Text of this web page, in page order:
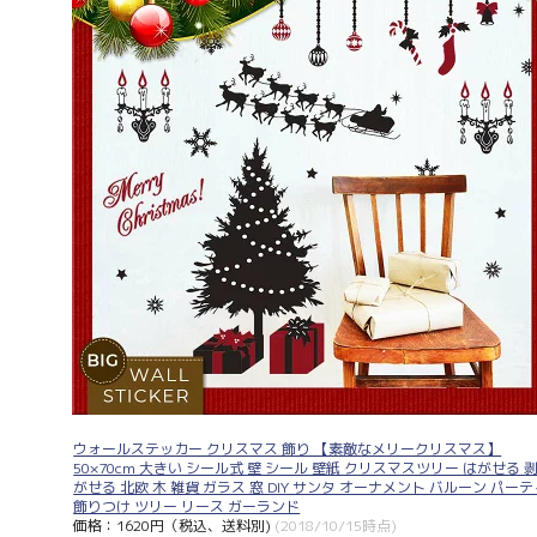
ウォールステッカー クリスマス 飾り 【素敵なメリークリスマス】
50×70cm 大きい シール式 壁 シール 壁紙 クリスマスツリー はがせる
がせる 北欧 木 雑貨 ガラス 窓 DIY サンタ オーナメント バルーン パー
飾りつけ ツリー リース ガーランド
価格：1620円（税込、送料別) (2018/10/15時点)